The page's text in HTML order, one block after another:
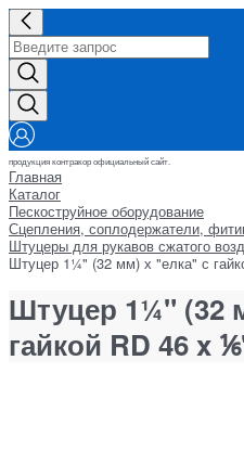
продукция контракор официальный сайт.
Главная
Каталог
Пескоструйное оборудование
Сцепления, соплодержатели,
Штуцеры для рукавов сжатого
Штуцер 1¼" (32 мм) х "елка" с
Штуцер 1¼" (32
гайкой RD 46 x